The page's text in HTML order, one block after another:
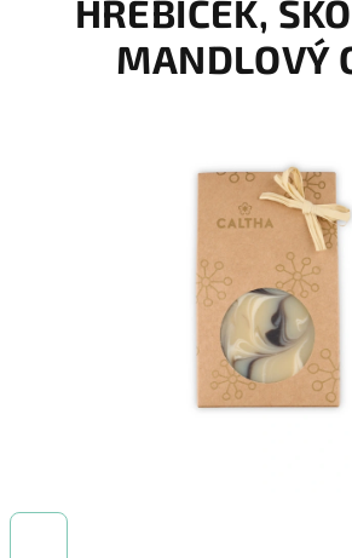
HŘEBÍČEK,
MANDLOVÝ